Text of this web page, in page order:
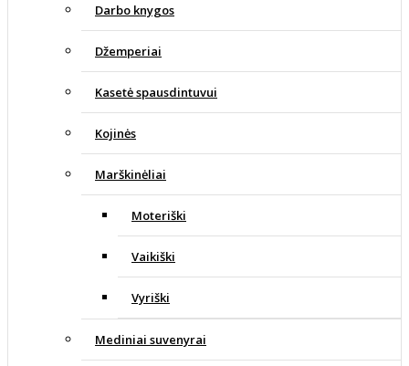
Darbo knygos
Džemperiai
Kasetė spausdintuvui
Kojinės
Marškinėliai
Moteriški
Vaikiški
Vyriški
Mediniai suvenyrai